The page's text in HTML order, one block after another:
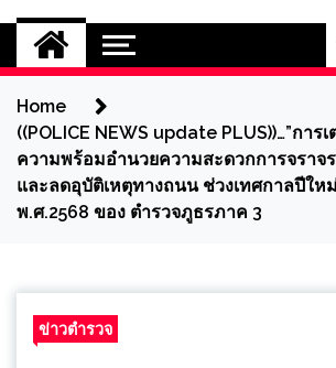
สยามเดลี่
Home
((POLICE NEWS update PLUS))…”การเ
ความพร้อมอำนวยความสะดวกการจราจ
และลดอุบัติเหตุทางถนน ช่วงเทศกาลปีให
พ.ศ.2568 ของ ตำรวจภูธรภาค 3
ข่าวตำรวจ